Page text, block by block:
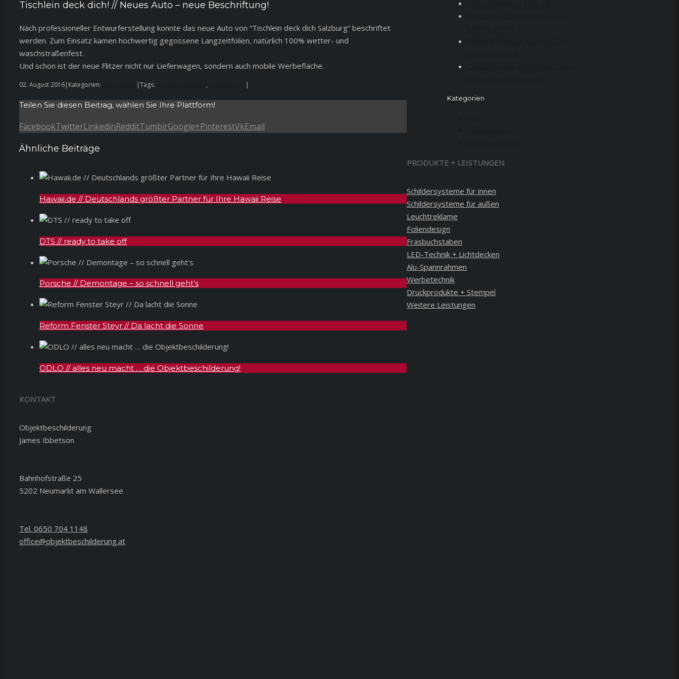
Tischlein deck dich! // Neues Auto – neue Beschriftung!
Nach professioneller Entwurferstellung konnte das neue Auto von “Tischlein deck dich Salzburg” beschriftet
werden. Zum Einsatz kamen hochwertig gegossene Langzeitfolien, natürlich 100% wetter- und
waschstraßenfest.
Und schon ist der neue Flitzer nicht nur Lieferwagen, sondern auch mobile Werbefläche.
02. August 2016| Kategorien: |Tags: , |
Teilen Sie diesen Beitrag, wählen Sie Ihre Plattform!
FacebookTwitterLinkedinRedditTumblrGoogle+PinterestVkEmail
Ähnliche Beiträge
Hawaii.de // Deutschlands größter Partner für Ihre Hawaii Reise
DTS // ready to take off
Porsche // Demontage – so schnell geht’s
Reform Fenster Steyr // Da lacht die Sonne
ODLO // alles neu macht … die Objektbeschilderung!
Kategorien
PRODUKTE + LEISTUNGEN
Schildersysteme für innen
Schildersysteme für außen
Leuchtreklame
Foliendesign
Fräsbuchstaben
LED-Technik + Lichtdecken
Alu-Spannrahmen
Werbetechnik
Druckprodukte + Stempel
Weitere Leistungen
KONTAKT
Objektbeschilderung
James Ibbetson
Bahnhofstraße 25
5202 Neumarkt am Wallersee
Tel. 0650 704 1148
office@objektbeschilderung.at